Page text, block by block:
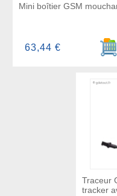
Mini boîtier GSM
63,44 €
Traceur
tracker